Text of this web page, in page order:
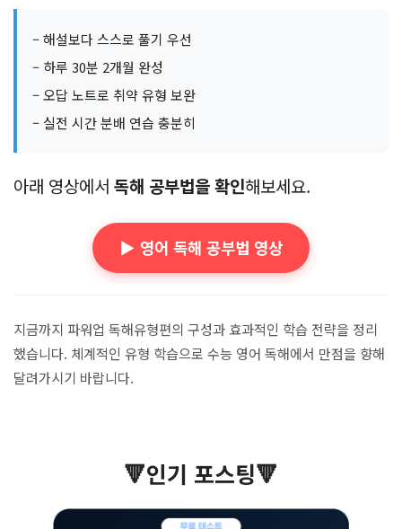
– 해설보다 스스로 풀기 우선
– 하루 30분 2개월 완성
– 오답 노트로 취약 유형 보완
– 실전 시간 분배 연습 충분히
아래 영상에서 독해 공부법을 확인해보세요.
▶️ 영어 독해 공부법 영상
지금까지 파워업 독해유형편의 구성과 효과적인 학습 전략을 정리
했습니다. 체계적인 유형 학습으로 수능 영어 독해에서 만점을 향해
달려가시기 바랍니다.
🔻인기 포스팅🔻